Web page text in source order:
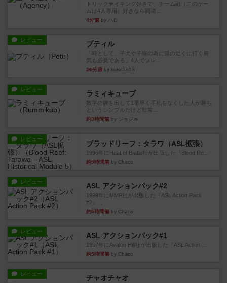
トリックテイキング好きで、チーム戦（このゲー
ムは4人専用）好きなら間違...
4分前 by ハロ
レビュー プティル
「時として、子犬や子猫の為に雷の近くに行く勇
気も必要である」4人でプレ...
36分前 by kurotan13
レビュー ラミィキューブ
数字の牌を出して1番早く手札をなくした人が勝ち
というシンプルだけど非常...
約3時間前 by ジョジョ
レビュー
ブラッドリーフ：タラワ（ASL拡張）
1996年にHeat of Battle社が出版した『Blood Re...
約5時間前 by Chaco
レビュー ASL アクションパック#2
1999年にMMP社が出版した『ASL Action Pack
#2』...
約5時間前 by Chaco
レビュー ASL アクションパック#1
1997年にAvalon Hill社が出版した『ASL Action ...
約5時間前 by Chaco
レビュー チャオチャオ